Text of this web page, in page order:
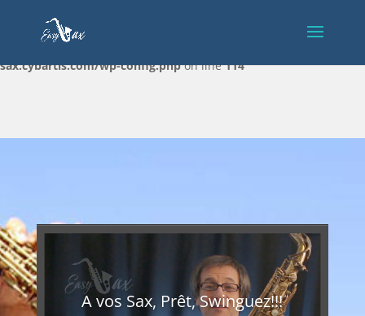
Warning: Constant DISALLOW_FILE_EDIT already defined in
/home/clients/c32e027febb4153914c27c03d07ed5f5/sites/easy-
sax.cybartis.com/wp-config.phpon line114
A vos Sax, Prêt, Swinguez!!!